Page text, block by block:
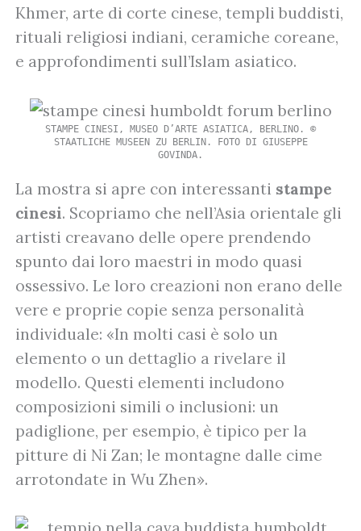
Khmer, arte di corte cinese, templi buddisti,
rituali religiosi indiani, ceramiche coreane,
e approfondimenti sull’Islam asiatico.
STAMPE CINESI, MUSEO D’ARTE ASIATICA, BERLINO. ©
STAATLICHE MUSEEN ZU BERLIN. FOTO DI GIUSEPPE
GOVINDA.
La mostra si apre con interessanti stampe
cinesi. Scopriamo che nell’Asia orientale gli
artisti creavano delle opere prendendo
spunto dai loro maestri in modo quasi
ossessivo. Le loro creazioni non erano delle
vere e proprie copie senza personalità
individuale: «In molti casi è solo un
elemento o un dettaglio a rivelare il
modello. Questi elementi includono
composizioni simili o inclusioni: un
padiglione, per esempio, è tipico per la
pitture di Ni Zan; le montagne dalle cime
arrotondate in Wu Zhen».